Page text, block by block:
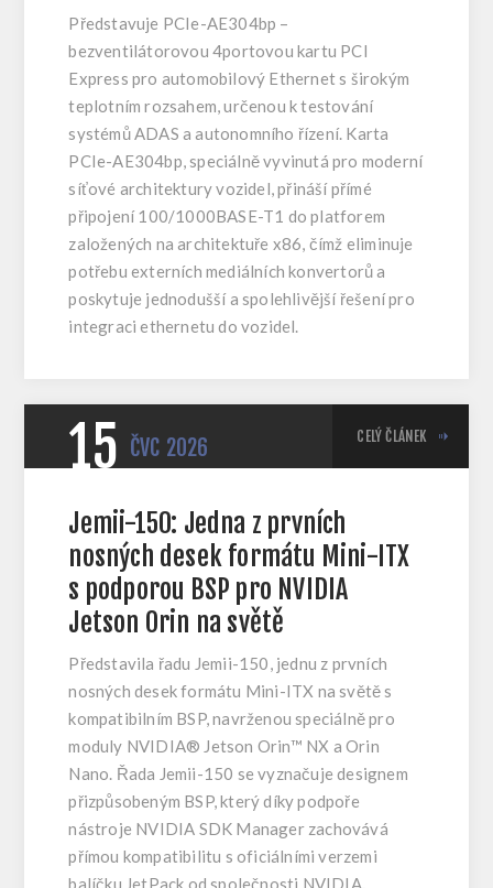
Představuje PCIe-AE304bp –
bezventilátorovou 4portovou kartu PCI
Express pro automobilový Ethernet s širokým
teplotním rozsahem, určenou k testování
systémů ADAS a autonomního řízení. Karta
PCIe-AE304bp, speciálně vyvinutá pro moderní
síťové architektury vozidel, přináší přímé
připojení 100/1000BASE-T1 do platforem
založených na architektuře x86, čímž eliminuje
potřebu externích mediálních konvertorů a
poskytuje jednodušší a spolehlivější řešení pro
integraci ethernetu do vozidel.
15 ČVC 2026 CELÝ ČLÁNEK
Jemii-150: Jedna z prvních
nosných desek formátu Mini-ITX
s podporou BSP pro NVIDIA
Jetson Orin na světě
Představila řadu Jemii-150, jednu z prvních
nosných desek formátu Mini-ITX na světě s
kompatibilním BSP, navrženou speciálně pro
moduly NVIDIA® Jetson Orin™ NX a Orin
Nano. Řada Jemii-150 se vyznačuje designem
přizpůsobeným BSP, který díky podpoře
nástroje NVIDIA SDK Manager zachovává
přímou kompatibilitu s oficiálními verzemi
balíčku JetPack od společnosti NVIDIA.